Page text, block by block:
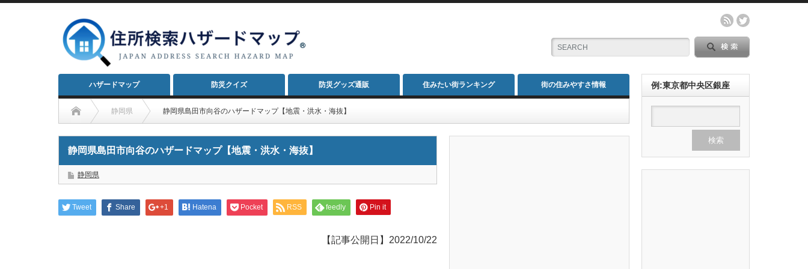
ハザードマップ 防災クイズ 防災グッズ通販 住みたい街ランキング 街の住みやすさ情報
静岡県 静岡県島田市向谷のハザードマップ【地震・洪水・海抜】
静岡県島田市向谷のハザードマップ【地震・洪水・海抜】
静岡県
Tweet Share +1 Hatena Pocket RSS feedly Pin it
【記事公開日】2022/10/22
例:東京都中央区銀座